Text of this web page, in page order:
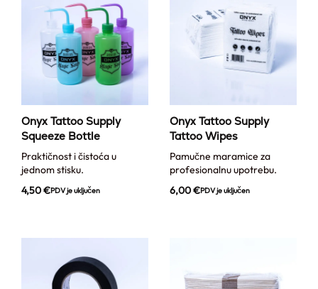
Onyx Tattoo Supply
Squeeze Bottle
Praktičnost i čistoća u
jednom stisku.
4,50€PDV je uključen
Onyx Tattoo Supply
Tattoo Wipes
Pamučne maramice za
profesionalnu upotrebu.
6,00€PDV je uključen